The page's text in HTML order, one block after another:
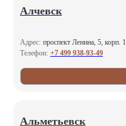
Алчевск
Адрес: проспект Ленина, 5, корп. 1
Телефон: +7 499 938-93-49
Альметьевск